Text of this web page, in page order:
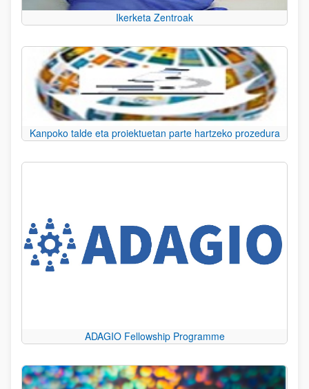
Ikerketa Zentroak
Kanpoko talde eta proiektuetan parte hartzeko prozedura
ADAGIO Fellowship Programme